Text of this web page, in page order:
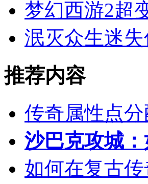
梦幻西游2超
泯灭众生迷
推荐内容
传奇属性点
沙巴克攻城
如何在复古